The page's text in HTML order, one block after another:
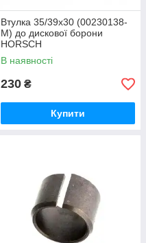
Втулка 35/39х30 (00230138-
M) до дискової борони
HORSCH
В наявності
230 ₴
Купити